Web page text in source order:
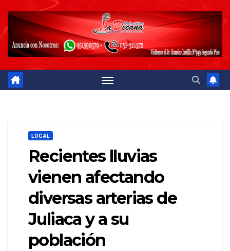
LOCAL
Recientes lluvias
vienen afectando
diversas arterias de
Juliaca y a su
población